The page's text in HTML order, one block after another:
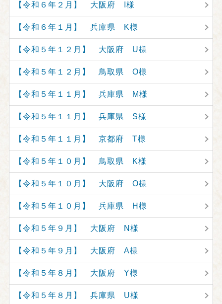
【令和６年２月】 大阪府 I様
【令和６年１月】 兵庫県 K様
【令和５年１２月】 大阪府 U様
【令和５年１２月】 鳥取県 O様
【令和５年１１月】 兵庫県 M様
【令和５年１１月】 兵庫県 S様
【令和５年１１月】 京都府 T様
【令和５年１０月】 鳥取県 K様
【令和５年１０月】 大阪府 O様
【令和５年１０月】 兵庫県 H様
【令和５年９月】 大阪府 N様
【令和５年９月】 大阪府 A様
【令和５年８月】 大阪府 Y様
【令和５年８月】 兵庫県 U様